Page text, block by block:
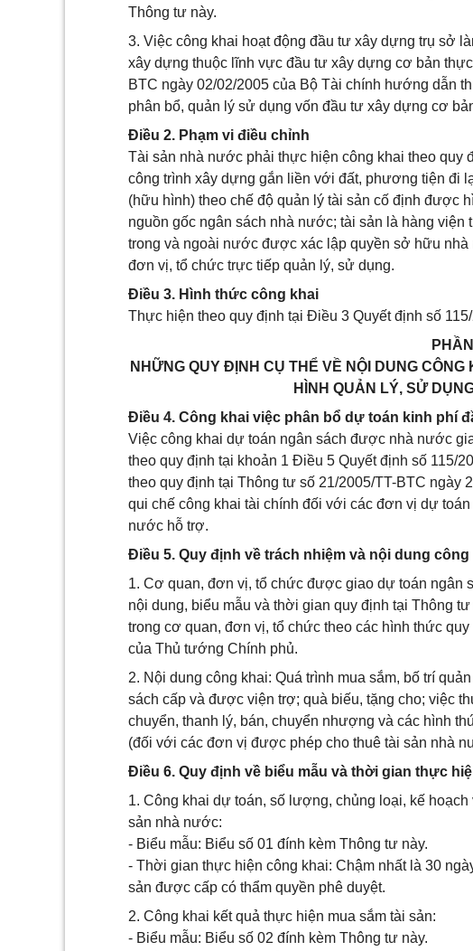
Thông tư này.
3. Việc công khai hoạt động đầu tư xây dựng trụ sở
xây dựng thuộc lĩnh vực đầu tư xây dựng cơ bản
BTC ngày 02/02/2005 của Bộ Tài chính hướng dẫn
phân bổ, quản lý sử dụng vốn đầu tư xây dựng cơ
Điều 2. Phạm vi điều chỉnh
Tài sản nhà nước phải thực hiện công khai theo quy
công trình xây dựng gắn liền với đất, phương tiện đi
(hữu hình) theo chế độ quản lý tài sản cố định được
nguồn gốc ngân sách nhà nước; tài sản là hàng viện
trong và ngoài nước được xác lập quyền sở hữu
đơn vị, tổ chức trực tiếp quản lý, sử dụng.
Điều 3. Hình thức công khai
Thực hiện theo quy định tại Điều 3 Quyết định số
PHẦN
NHỮNG QUY ĐỊNH CỤ THỂ VỀ NỘI DUNG
HÌNH QUẢN LÝ, SỬ
Điều 4. Công khai việc phân bổ dự toán kinh phí
Việc công khai dự toán ngân sách được nhà nước
theo quy định tại khoản 1 Điều 5 Quyết định số 115/
theo quy định tại Thông tư số 21/2005/TT-BTC
qui chế công khai tài chính đối với các đơn vị dự
nước hỗ trợ.
Điều 5. Quy định về trách nhiệm và nội dung công
1. Cơ quan, đơn vị, tổ chức được giao dự toán ngân
nội dung, biểu mẫu và thời gian quy định tại Thông
trong cơ quan, đơn vị, tổ chức theo các hình thức
của Thủ tướng Chính phủ.
2. Nội dung công khai: Quá trình mua sắm, bố trí
sách cấp và được viện trợ; quà biếu, tặng cho; việc
chuyển, thanh lý, bán, chuyển nhượng và các hình
(đối với các đơn vị được phép cho thuê tài sản nhà
Điều 6. Quy định về biểu mẫu và thời gian thực
1. Công khai dự toán, số lượng, chủng loại, kế
sản nhà nước:
- Biểu mẫu: Biểu số 01 đính kèm Thông tư này.
- Thời gian thực hiện công khai: Chậm nhất là 30
sản được cấp có thẩm quyền phê duyệt.
2. Công khai kết quả thực hiện mua sắm tài sản:
- Biểu mẫu: Biểu số 02 đính kèm Thông tư này.